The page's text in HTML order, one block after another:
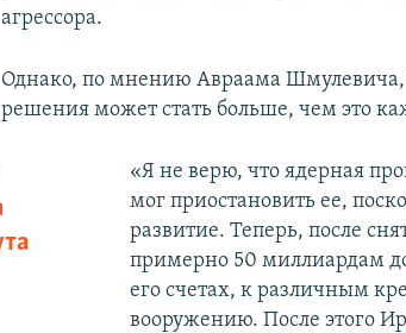
агрессора.
Однако, по мнению Авраама Шмулевича,
решения может стать больше, чем это
«Я не верю, что ядерная
мог приостановить ее,
развитие. Теперь, после
примерно 50 миллиардам
его счетах, к различным
вооружению. После этого